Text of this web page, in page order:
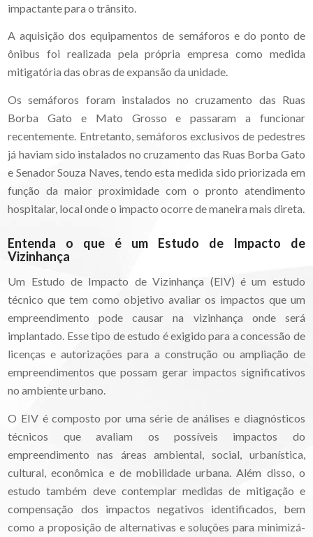
impactante para o trânsito.
A aquisição dos equipamentos de semáforos e do ponto de
ônibus foi realizada pela própria empresa como medida
mitigatória das obras de expansão da unidade.
Os semáforos foram instalados no cruzamento das Ruas
Borba Gato e Mato Grosso e passaram a funcionar
recentemente. Entretanto, semáforos exclusivos de pedestres
já haviam sido instalados no cruzamento das Ruas Borba Gato
e Senador Souza Naves, tendo esta medida sido priorizada em
função da maior proximidade com o pronto atendimento
hospitalar, local onde o impacto ocorre de maneira mais direta.
Entenda o que é um Estudo de Impacto de
Vizinhança
Um Estudo de Impacto de Vizinhança (EIV) é um estudo
técnico que tem como objetivo avaliar os impactos que um
empreendimento pode causar na vizinhança onde será
implantado. Esse tipo de estudo é exigido para a concessão de
licenças e autorizações para a construção ou ampliação de
empreendimentos que possam gerar impactos significativos
no ambiente urbano.
O EIV é composto por uma série de análises e diagnósticos
técnicos que avaliam os possíveis impactos do
empreendimento nas áreas ambiental, social, urbanística,
cultural, econômica e de mobilidade urbana. Além disso, o
estudo também deve contemplar medidas de mitigação e
compensação dos impactos negativos identificados, bem
como a proposição de alternativas e soluções para minimizá-